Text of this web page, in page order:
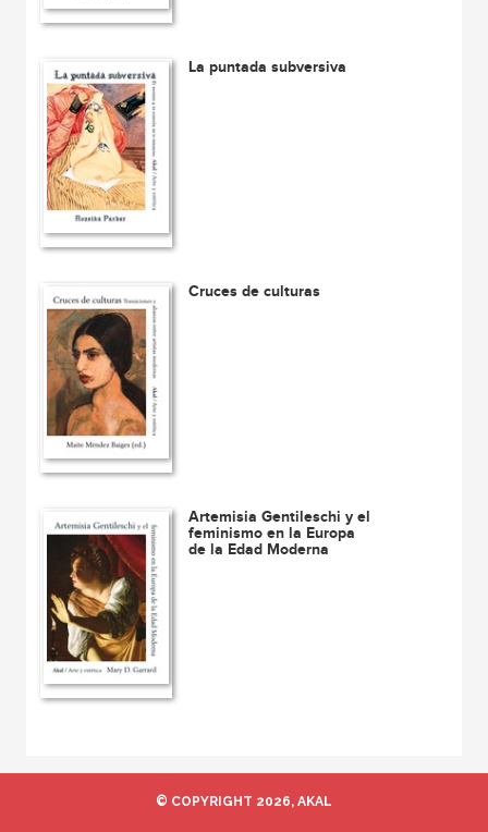
La puntada subversiva
Cruces de culturas
Artemisia Gentileschi y el
feminismo en la Europa
de la Edad Moderna
© COPYRIGHT 2026, AKAL